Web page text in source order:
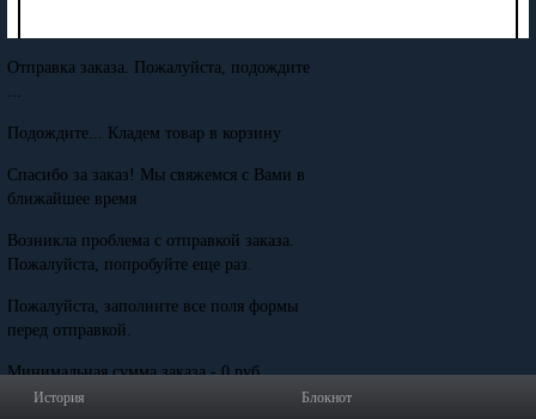
История Блокнот
Отправка заказа. Пожалуйста, подождите
...
Подождите... Кладем товар в корзину
Спасибо за заказ! Мы свяжемся с Вами в
ближайшее время
Возникла проблема с отправкой заказа.
Пожалуйста, попробуйте еще раз.
Пожалуйста, заполните все поля формы
перед отправкой.
Минимальная сумма заказа - 0 руб.